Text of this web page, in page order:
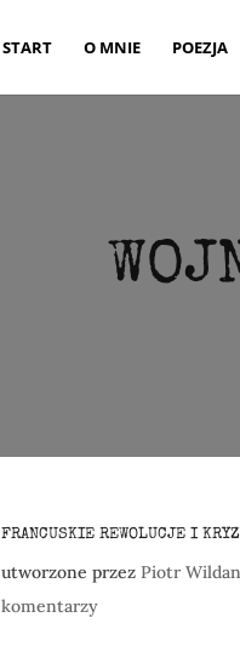
START O MNIE POEZJA
FRANCUSKIE REWOLUCJE I
utworzone przezPiotr
komentarzy